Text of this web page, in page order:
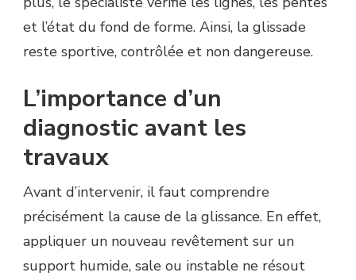
et l’état du fond de forme. Ainsi, la glissade
reste sportive, contrôlée et non dangereuse.
L’importance d’un
diagnostic avant les
travaux
Avant d’intervenir, il faut comprendre
précisément la cause de la glissance. En effet,
appliquer un nouveau revêtement sur un
support humide, sale ou instable ne résout